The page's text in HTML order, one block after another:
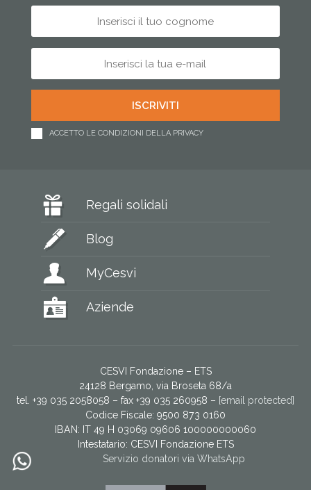
ACCETTO LE CONDIZIONI DELLA PRIVACY
Regali solidali
Blog
MyCesvi
Aziende
CESVI Fondazione – ETS
24128 Bergamo, via Broseta 68/a
tel. +39 035 2058058 – fax +39 035 260958 – [email protected]
Codice Fiscale: 9500 873 0160
IBAN: IT 49 H 03069 09606 100000000060
Intestatario: CESVI Fondazione ETS
Servizio donatori via WhatsApp